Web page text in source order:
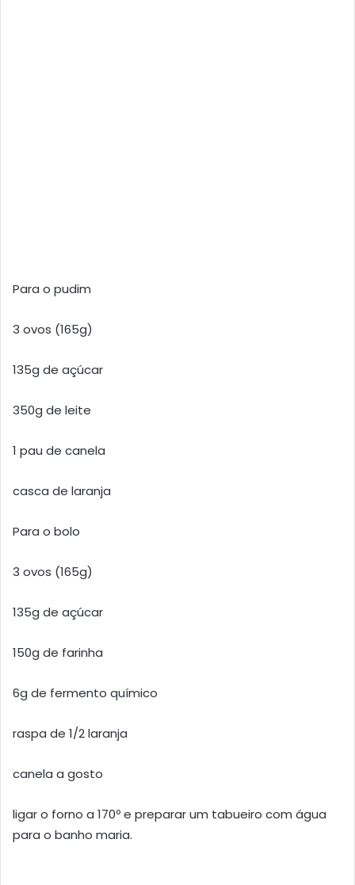
Para o pudim
3 ovos (165g)
135g de açúcar
350g de leite
1 pau de canela
casca de laranja
Para o bolo
3 ovos (165g)
135g de açúcar
150g de farinha
6g de fermento químico
raspa de 1/2 laranja
canela a gosto
ligar o forno a 170º e preparar um tabueiro com água
para o banho maria.